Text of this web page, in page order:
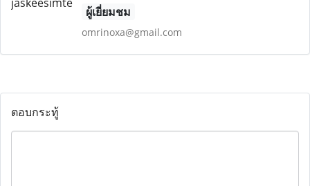
ผู้เยี่ยมชม
omrinoxa@gmail.com
ตอบกระทู้